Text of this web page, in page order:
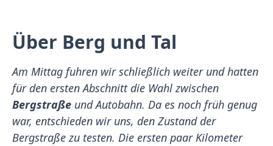
Über Berg und Tal
Am Mittag fuhren wir schließlich weiter und hatten
für den ersten Abschnitt die Wahl zwischen
Bergstraße und Autobahn. Da es noch früh genug
war, entschieden wir uns, den Zustand der
Bergstraße zu testen. Die ersten paar Kilometer